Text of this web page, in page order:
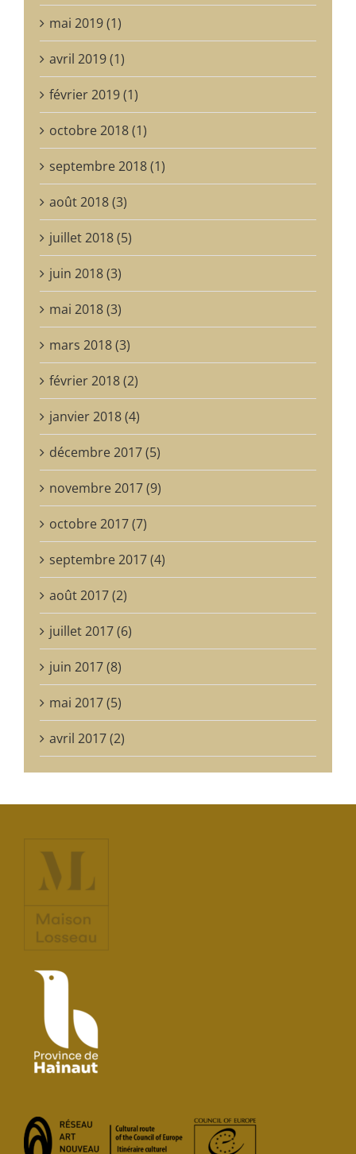
mai 2019 (1)
avril 2019 (1)
février 2019 (1)
octobre 2018 (1)
septembre 2018 (1)
août 2018 (3)
juillet 2018 (5)
juin 2018 (3)
mai 2018 (3)
mars 2018 (3)
février 2018 (2)
janvier 2018 (4)
décembre 2017 (5)
novembre 2017 (9)
octobre 2017 (7)
septembre 2017 (4)
août 2017 (2)
juillet 2017 (6)
juin 2017 (8)
mai 2017 (5)
avril 2017 (2)